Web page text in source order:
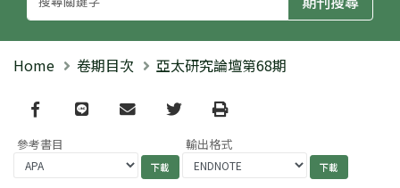
Home 卷期目次 亞太研究論壇第68期
Facebook
line email TwitterPrint
參考書目 輸出格式